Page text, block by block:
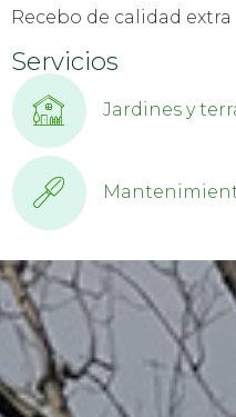
Recebo de calidad extra
Servicios
Jardines y